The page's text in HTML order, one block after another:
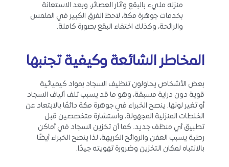
منزله مليء بالبقع وآثار العصائر، وبعد الاستعانة
بخدمات جوهرة مكة، لاحظ الفرق الكبير في الملمس
والرائحة، وكذلك اختفاء البقع بصورة كاملة.
المخاطر الشائعة وكيفية تجنبها
بعض الأشخاص يحاولون تنظيف السجاد بمواد كيميائية
قوية دون دراية مسبقة، وهو ما قد يسبب تلف ألياف السجاد
أو تغير لونها. ينصح الخبراء في جوهرة مكة دائمًا بالابتعاد عن
الخلطات المنزلية المجهولة، واستشارة متخصصين قبل
تطبيق أي منظف جديد. كما أن تخزين السجاد في أماكن
رطبة يسبب العفن والروائح الكريهة، لذا ينصح الخبراء أيضًا
بالانتباه لمكان التخزين وضرورة تهويته جيدًا.